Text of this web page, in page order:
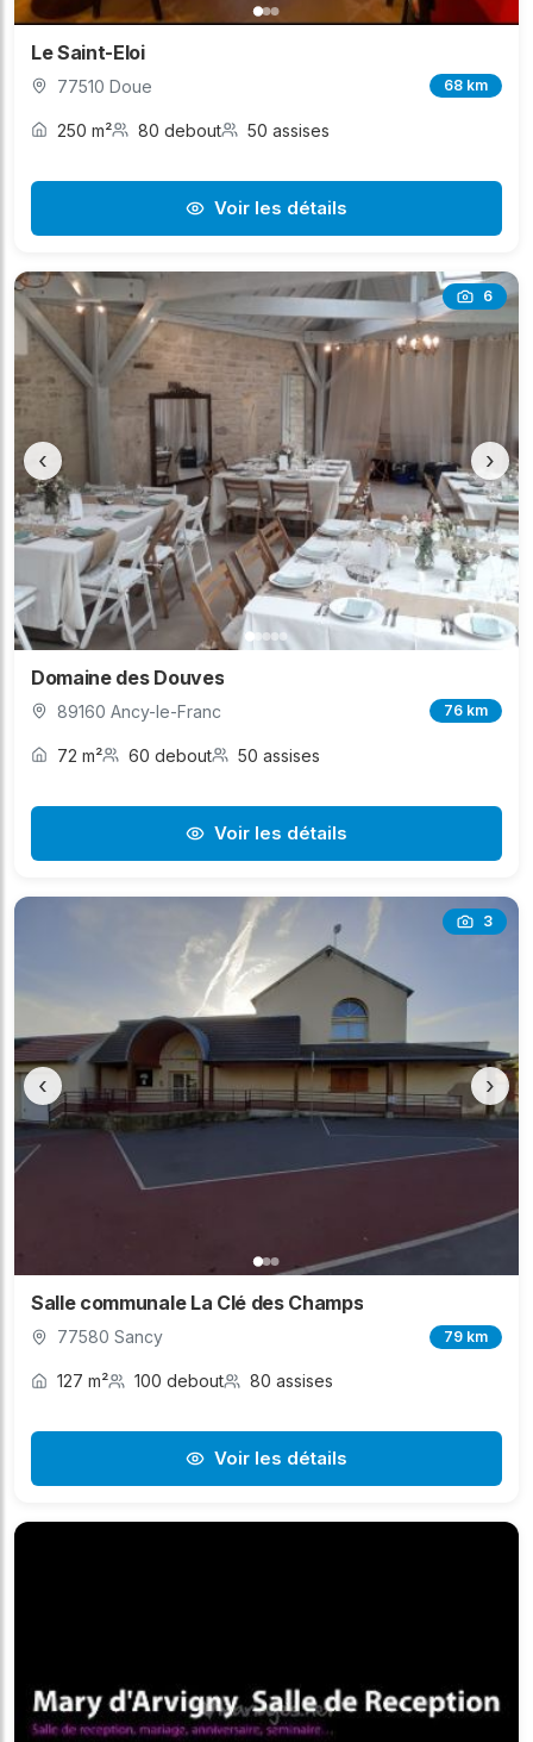
Le Saint-Eloi
77510 Doue 68 km
250 m² 80 debout 50 assises
Voir les détails
6
‹ ›
Domaine des Douves
89160 Ancy-le-Franc 76 km
72 m² 60 debout 50 assises
Voir les détails
3
‹ ›
Salle communale La Clé des Champs
77580 Sancy 79 km
127 m² 100 debout 80 assises
Voir les détails